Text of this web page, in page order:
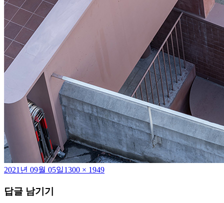
작
일
2021년 09월 05일전
1300 × 1949
답글 남기기